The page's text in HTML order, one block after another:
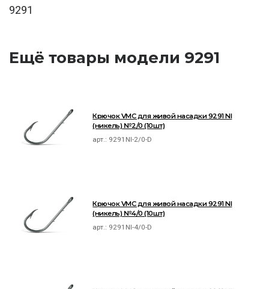
9291
Ещё товары модели 9291
Крючок VMC для живой насадки 9291 NI
(никель) №2/0 (10шт)
арт.: 9291NI-2/0-D
Крючок VMC для живой насадки 9291 NI
(никель) №4/0 (10шт)
арт.: 9291NI-4/0-D